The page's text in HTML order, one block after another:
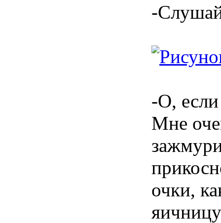
-
-О, если
Мне
очки,